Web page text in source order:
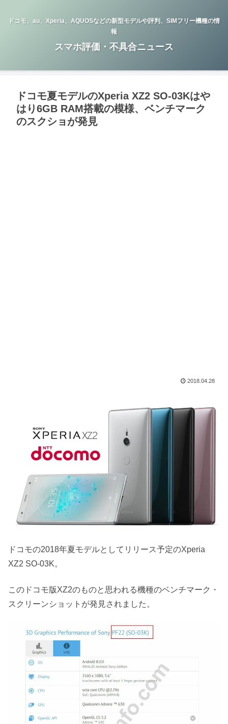
ドコモ、au、Xperia、AQUOSなどの新型モデルや評判、SIMフリー機種の情
報
スマホ評価・不具合ニュース
ドコモ夏モデルのXperia XZ2 SO-03Kはや
はり6GB RAM搭載の模様、ベンチマーク
のスクショが発見
2018.04.28
ドコモの2018年夏モデルとしてリリース予定のXperia
XZ2 SO-03K。
このドコモ版XZ2のものと思われる機種のベンチマーク・
スクリーンショットが発見されました。